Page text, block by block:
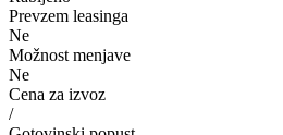
Prevzem leasinga
Ne
Možnost menjave
Ne
Cena za izvoz
/